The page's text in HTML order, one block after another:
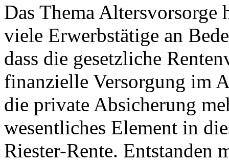
Das Thema Altersvorsorge
viele Erwerbstätige an
dass die gesetzliche
finanzielle Versorgung im
die private Absicherung
wesentliches Element in
Riester-Rente. Entstanden